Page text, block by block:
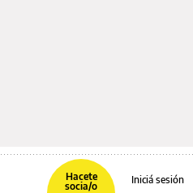
Hacete
socia/o
Iniciá sesión